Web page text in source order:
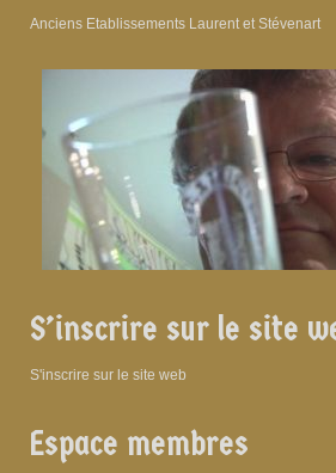
Anciens Etablissements Laurent et Stévenart
S’inscrire sur le site
S'inscrire sur le site web
Espace membres